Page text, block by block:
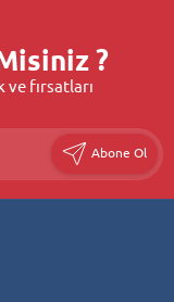
?
fırsatları
Abone Ol